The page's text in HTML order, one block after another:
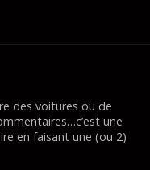
des voitures ou de
une
en faisant une (ou 2)